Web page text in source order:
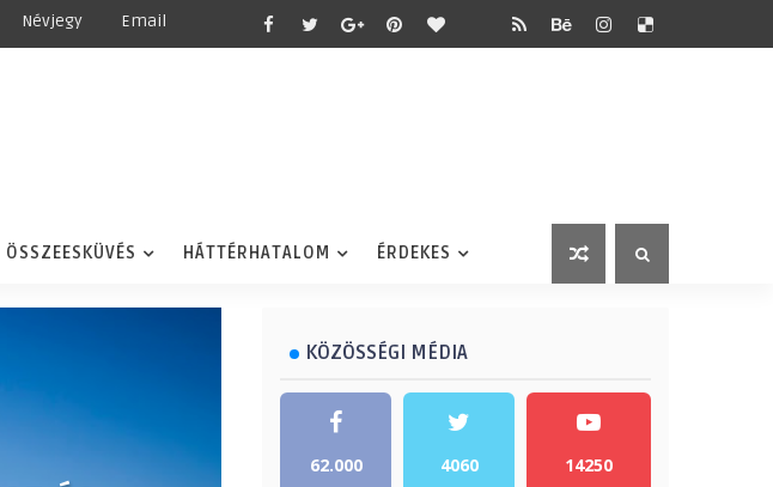
Névjegy Email
ÖSSZEESKÜVÉS HÁTTÉRHATALOM ÉRDEKES
KÖZÖSSÉGI MÉDIA
62.000 4060 14250